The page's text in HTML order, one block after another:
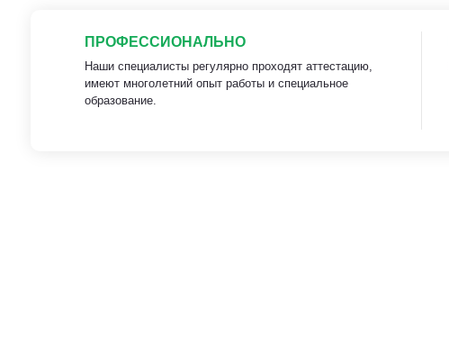
ПРОФЕССИОНАЛЬНО
Наши специалисты регулярно проходят аттестацию,
имеют многолетний опыт работы и специальное
образование.